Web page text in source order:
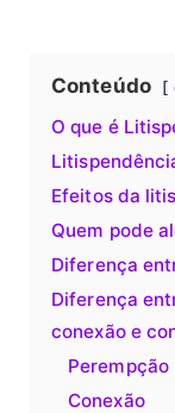
Conteúdo
O que é
Efeitos da
Quem pode
Diferença
Diferença
conexão e
Perempção
Conexão